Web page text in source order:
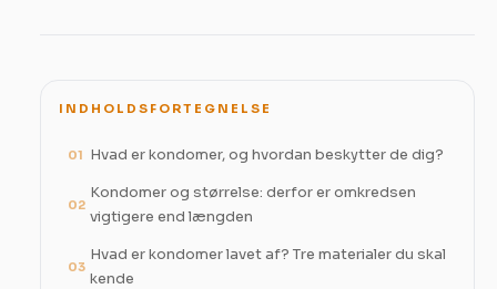
INDHOLDSFORTEGNELSE
01 Hvad er kondomer, og hvordan beskytter de dig?
02
Kondomer og størrelse: derfor er omkredsen
vigtigere end længden
03
Hvad er kondomer lavet af? Tre materialer du skal
kende